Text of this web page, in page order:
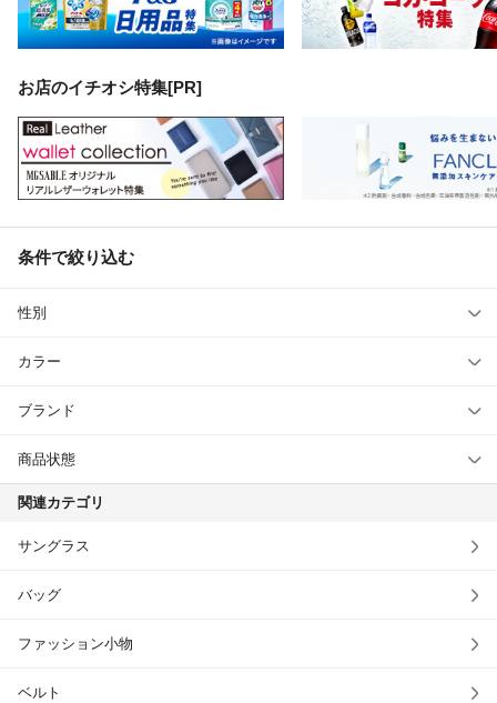
お店のイチオシ特集[PR]
条件で絞り込む
性別
カラー
ブランド
商品状態
関連カテゴリ
サングラス
バッグ
ファッション小物
ベルト